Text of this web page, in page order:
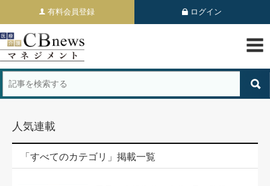
有料会員登録 ログイン
人気連載
「すべてのカテゴリ」掲載一覧